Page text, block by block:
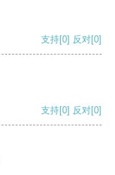
支持[0] 反对[0]
支持[0] 反对[0]